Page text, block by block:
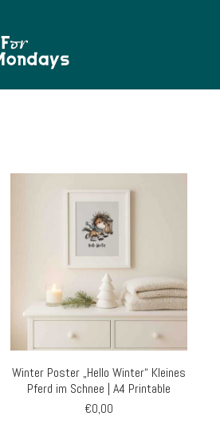
Winter Poster „Hello Winter“ Kleines
Pferd im Schnee | A4 Printable
€0,00